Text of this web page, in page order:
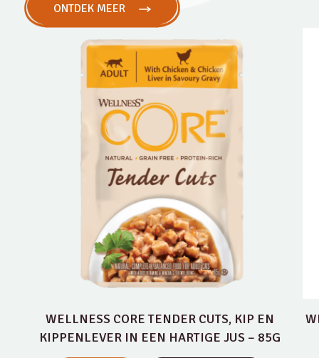
ONTDEK MEER
WELLNESS CORE TENDER CUTS, KIP EN
KIPPENLEVER IN EEN HARTIGE JUS – 85G